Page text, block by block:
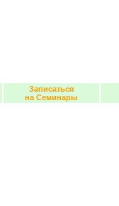
Записаться
на Семинары